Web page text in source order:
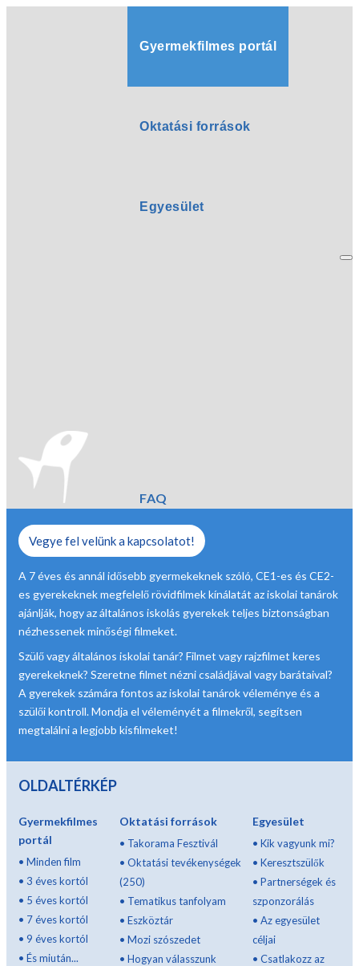
Gyermekfilmes portál
Oktatási források
Egyesület
FAQ
Vegye fel velünk a kapcsolatot!
A 7 éves és annál idősebb gyermekeknek szóló, CE1-es és CE2-
es gyerekeknek megfelelő rövidfilmek kínálatát az iskolai tanárok
ajánlják, hogy az általános iskolás gyerekek teljes biztonságban
nézhessenek minőségi filmeket.
Szülő vagy általános iskolai tanár? Filmet vagy rajzfilmet keres
gyerekeknek? Szeretne filmet nézni családjával vagy barátaival?
A gyerekek számára fontos az iskolai tanárok véleménye és a
szülői kontroll. Mondja el véleményét a filmekről, segítsen
megtalálni a legjobb kisfilmeket!
OLDALTÉRKÉP
Gyermekfilmes
portál
• Minden film
• 3 éves kortól
• 5 éves kortól
• 7 éves kortól
• 9 éves kortól
• És miután...
Oktatási források
• Takorama Fesztivál
• Oktatási tevékenységek
(250)
• Tematikus tanfolyam
• Eszköztár
• Mozi szószedet
• Hogyan válasszunk
Egyesület
•Kik vagyunk mi?
•Keresztszülők
•Partnerségek és
szponzorálás
•Az egyesület
céljai
•Csatlakozz az